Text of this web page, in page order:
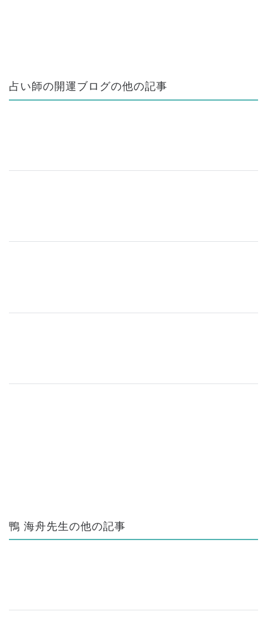
占い師の開運ブログの他の記事
鴨 海舟先生の他の記事